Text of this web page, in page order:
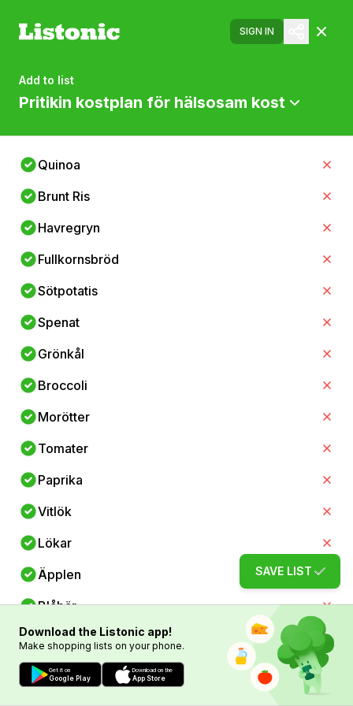
SIGN IN
Add to list
Pritikin kostplan för hälsosam kost
Quinoa
Brunt Ris
Havregryn
Fullkornsbröd
Sötpotatis
Spenat
Grönkål
Broccoli
Morötter
Tomater
Paprika
Vitlök
Lökar
Äpplen
Blåbär
Apelsiner
Bananer
SAVE LIST
Download the Listonic app!
Make shopping lists on your phone.
Get it on
Google Play
Download on the
App Store